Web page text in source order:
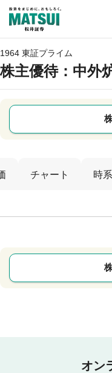
1964 東証プライム
株主優待：中外
チャート 時
オン